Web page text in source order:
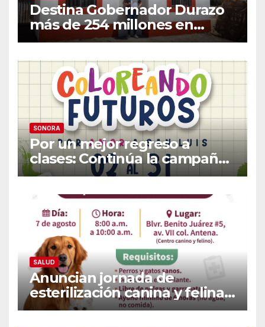
Destina Gobernador Durazo
más de 254 millones en
acciones de vivienda para
SONORA
Por un mejor regreso a
clases: Continúa la campaña
de recolección de útiles
SALUD
Anuncian jornada de
esterilización canina y felina
en Guaymas este 7 de